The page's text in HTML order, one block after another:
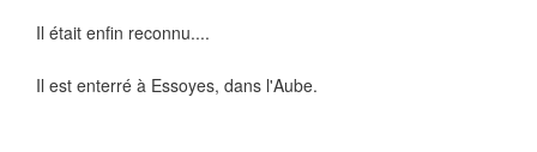
Il était enfin reconnu....
Il est enterré à Essoyes, dans l'Aube.